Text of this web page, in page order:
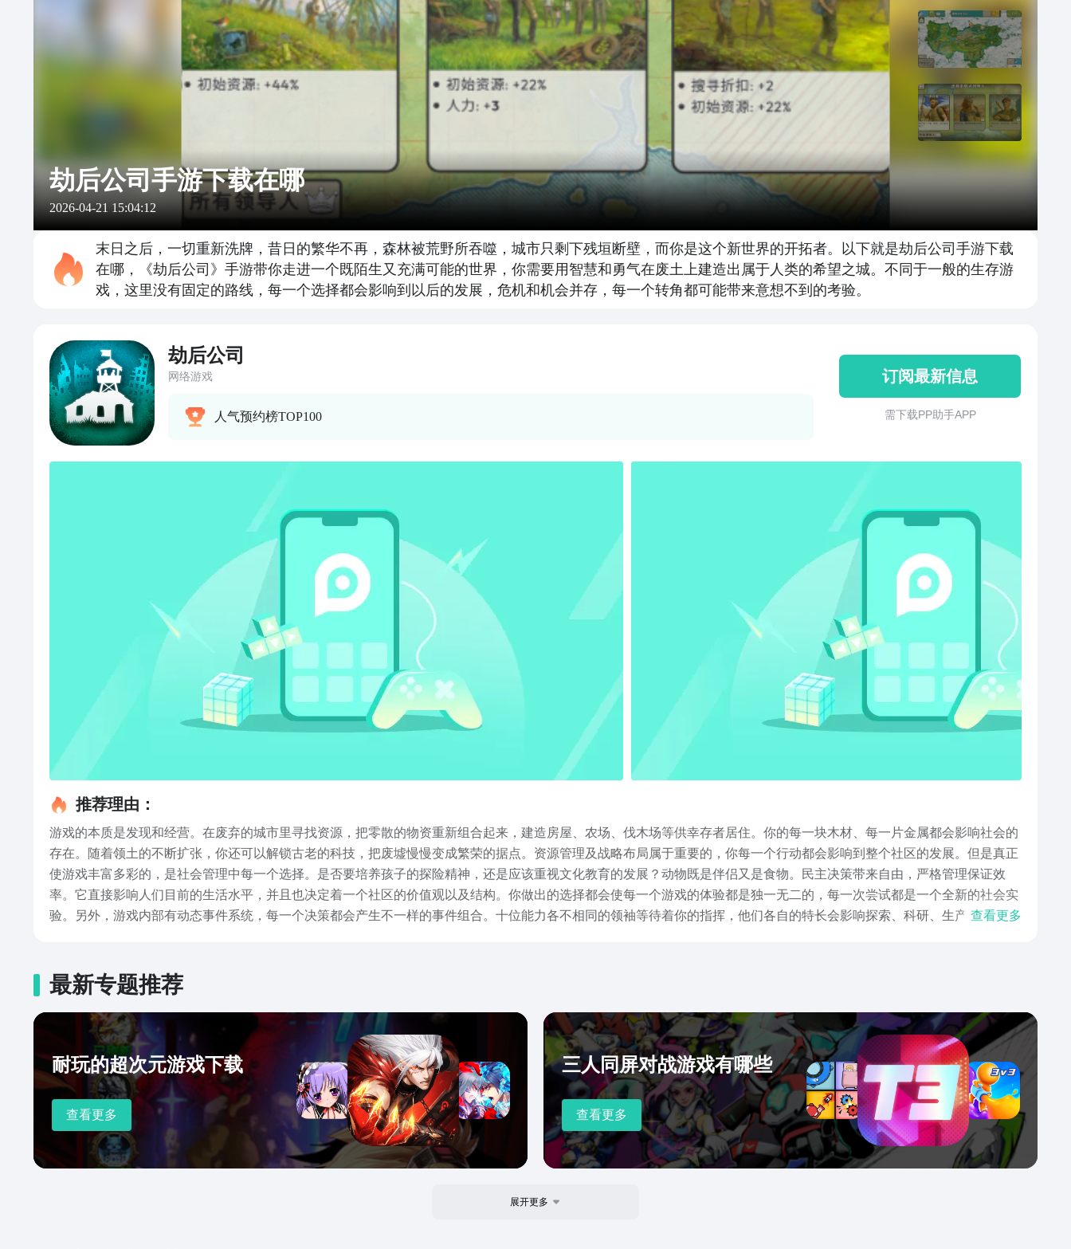
劫后公司手游下载在哪
2026-04-21 15:04:12
末日之后，一切重新洗牌，昔日的繁华不再，森林被荒野所吞噬，城市只剩下残垣断壁，而你是这个新世界的开拓者。以下就是劫后公司手游下载
在哪，《劫后公司》手游带你走进一个既陌生又充满可能的世界，你需要用智慧和勇气在废土上建造出属于人类的希望之城。不同于一般的生存游
戏，这里没有固定的路线，每一个选择都会影响到以后的发展，危机和机会并存，每一个转角都可能带来意想不到的考验。
劫后公司
网络游戏
人气预约榜TOP100
订阅最新信息
需 下 载 P P 助 手 A P P
推荐理由：
游戏的本质是发现和经营。在废弃的城市里寻找资源，把零散的物资重新组合起来，建造房屋、农场、伐木场等供幸存者居住。你的每一块木材、每一片金属都会影响社会的
存在。随着领土的不断扩张，你还可以解锁古老的科技，把废墟慢慢变成繁荣的据点。资源管理及战略布局属于重要的，你每一个行动都会影响到整个社区的发展。但是真正
使游戏丰富多彩的，是社会管理中每一个选择。是否要培养孩子的探险精神，还是应该重视文化教育的发展？动物既是伴侣又是食物。民主决策带来自由，严格管理保证效
率。它直接影响人们目前的生活水平，并且也决定着一个社区的价值观以及结构。你做出的选择都会使每一个游戏的体验都是独一无二的，每一次尝试都是一个全新的社会实
验。另外，游戏内部有动态事件系统，每一个决策都会产生不一样的事件组合。十位能力各不相同的领袖等待着你的指挥，他们各自的特长会影响探索、科研、生产、战斗。
收获。末日不是终点，是重建文明的开始，你的智慧和选择决定了人类的命运。
查看更多
最新专题推荐
耐玩的超次元游戏下载
查看更多
三人同屏对战游戏有哪些
查看更多
展开更多